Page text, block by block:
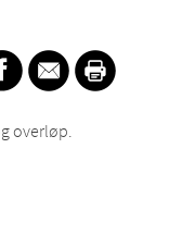
overløp.